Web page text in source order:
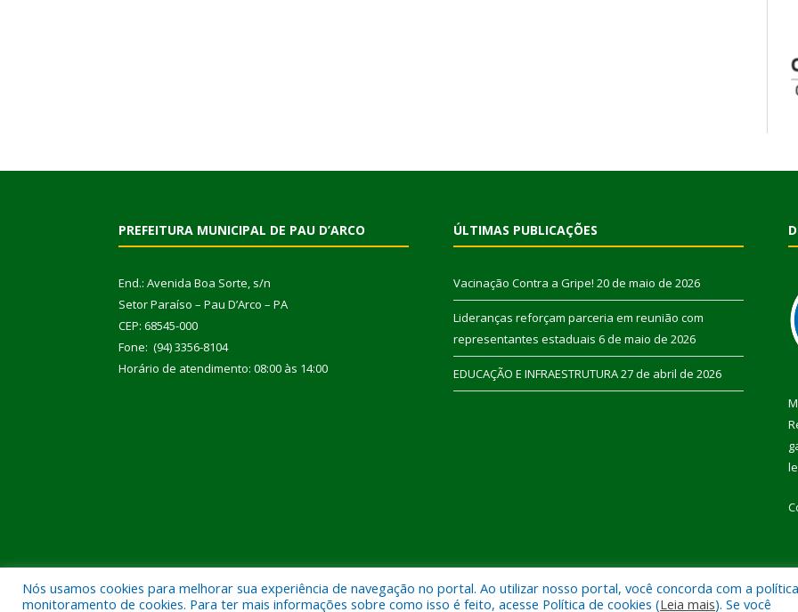
PREFEITURA MUNICIPAL DE PAU D’ARCO
End.: Avenida Boa Sorte, s/n
Setor Paraíso – Pau D’Arco – PA
CEP: 68545-000
Fone: (94) 3356-8104
Horário de atendimento: 08:00 às 14:00
ÚLTIMAS PUBLICAÇÕES
Vacinação Contra a Gripe! 20 de maio de 2026
Lideranças reforçam parceria em reunião com
representantes estaduais 6 de maio de 2026
EDUCAÇÃO E INFRAESTRUTURA27 de abril de 2026
Todos os direitos reservados a Prefeitura Municipal de Pau D’Arco. Mapa do Site
Nós usamos cookies para melhorar sua experiência de navegação no portal. Ao utilizar nosso portal, você concorda com a
monitoramento de cookies. Para ter mais informações sobre como isso é feito, acesse Política de cookies (Leia mais). Se você